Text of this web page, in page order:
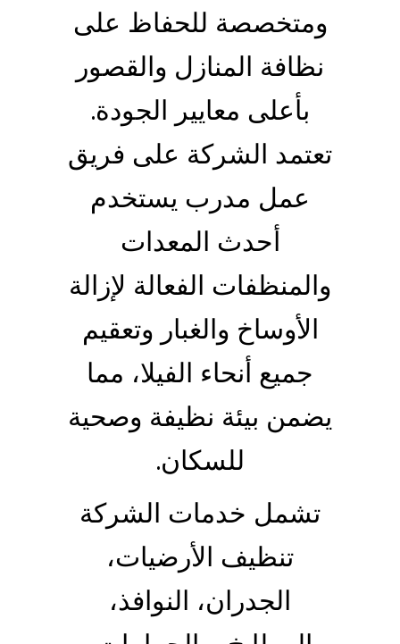
ومتخصصة للحفاظ على
نظافة المنازل والقصور
بأعلى معايير الجودة.
تعتمد الشركة على فريق
عمل مدرب يستخدم
أحدث المعدات
والمنظفات الفعالة لإزالة
الأوساخ والغبار وتعقيم
جميع أنحاء الفيلا، مما
يضمن بيئة نظيفة وصحية
للسكان.
تشمل خدمات الشركة
تنظيف الأرضيات،
الجدران، النوافذ،